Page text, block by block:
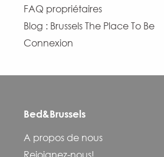
FAQ propriétaires
Blog : Brussels The Place To Be
Connexion
Bed&Brussels
A propos de nous
Rejoignez-nous!